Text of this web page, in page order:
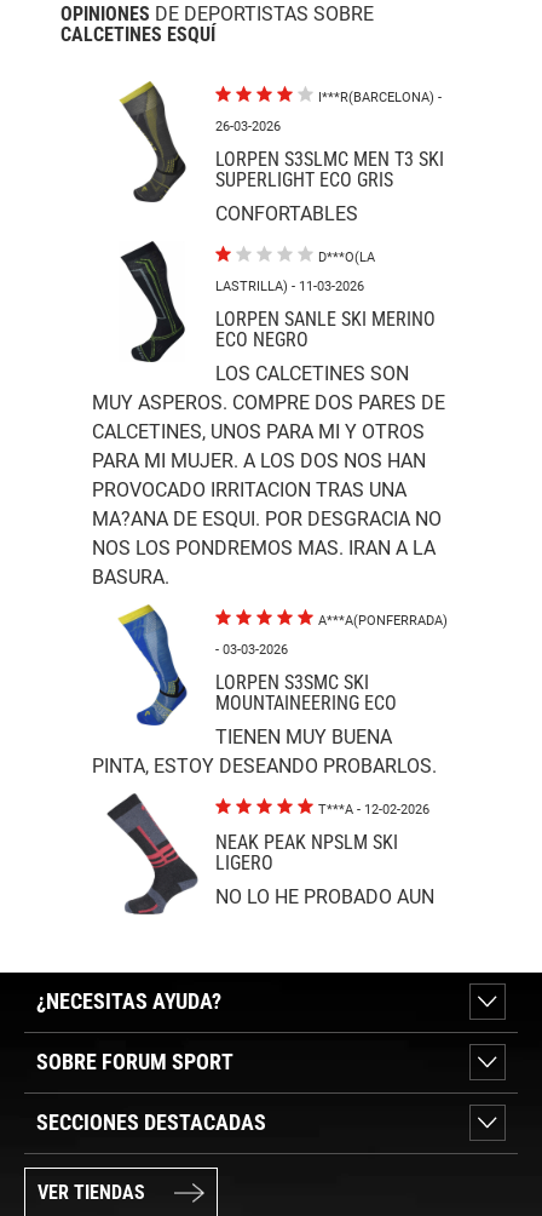
OPINIONES DE DEPORTISTAS SOBRE
CALCETINES ESQUÍ
I***R(BARCELONA) -
26-03-2026
LORPEN S3SLMC MEN T3 SKI
SUPERLIGHT ECO GRIS
CONFORTABLES
D***O(LA
LASTRILLA) - 11-03-2026
LORPEN SANLE SKI MERINO
ECO NEGRO
LOS CALCETINES SON
MUY ASPEROS. COMPRE DOS PARES DE
CALCETINES, UNOS PARA MI Y OTROS
PARA MI MUJER. A LOS DOS NOS HAN
PROVOCADO IRRITACION TRAS UNA
MA?ANA DE ESQUI. POR DESGRACIA NO
NOS LOS PONDREMOS MAS. IRAN A LA
BASURA.
A***A(PONFERRADA)
- 03-03-2026
LORPEN S3SMC SKI
MOUNTAINEERING ECO
TIENEN MUY BUENA
PINTA, ESTOY DESEANDO PROBARLOS.
T***A - 12-02-2026
NEAK PEAK NPSLM SKI
LIGERO
NO LO HE PROBADO AUN
¿NECESITAS AYUDA?
SOBRE FORUM SPORT
SECCIONES DESTACADAS
VER TIENDAS